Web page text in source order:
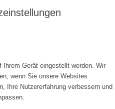
Gerät eingestellt werden. Wir
wenn Sie unsere Websites
Ihre Nutzererfahrung verbessern und